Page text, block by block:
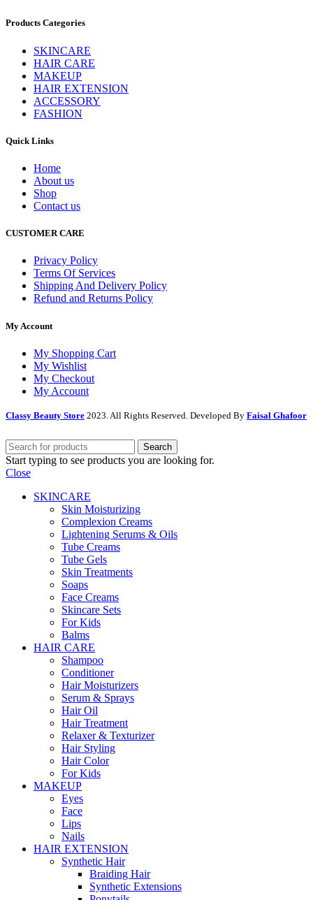
Products Categories
SKINCARE
HAIR CARE
MAKEUP
HAIR EXTENSION
ACCESSORY
FASHION
Quick Links
Home
About us
Shop
Contact us
CUSTOMER CARE
Privacy Policy
Terms Of Services
Shipping And Delivery Policy
Refund and Returns Policy
My Account
My Shopping Cart
My Wishlist
My Checkout
My Account
Classy Beauty Store 2023. All Rights Reserved. Developed By Faisal Ghafoor
Search
Start typing to see products you are looking for.
Close
SKINCARE
Skin Moisturizing
Complexion Creams
Lightening Serums & Oils
Tube Creams
Tube Gels
Skin Treatments
Soaps
Face Creams
Skincare Sets
For Kids
Balms
HAIR CARE
Shampoo
Conditioner
Hair Moisturizers
Serum & Sprays
Hair Oil
Hair Treatment
Relaxer & Texturizer
Hair Styling
Hair Color
For Kids
MAKEUP
Eyes
Face
Lips
Nails
HAIR EXTENSION
Synthetic Hair
Braiding Hair
Synthetic Extensions